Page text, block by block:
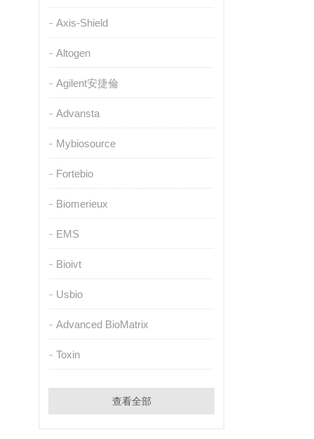
Axis-Shield
Altogen
Agilent安捷倫
Advansta
Mybiosource
Fortebio
Biomerieux
EMS
Bioivt
Usbio
Advanced BioMatrix
Toxin
查看全部